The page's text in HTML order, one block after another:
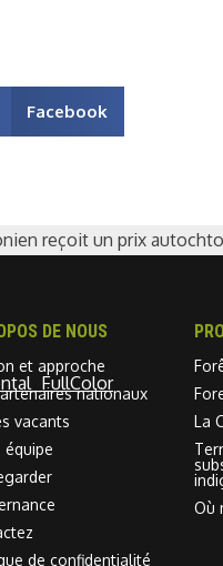
Facebook
reçoit un prix
DE NOUS
et approche
nationaux
vacants
équipe
de confidentialité
La
Où